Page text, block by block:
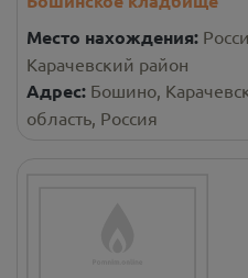
Место нахождения:
Карачевский район
Адрес: Бошино,
область, Россия